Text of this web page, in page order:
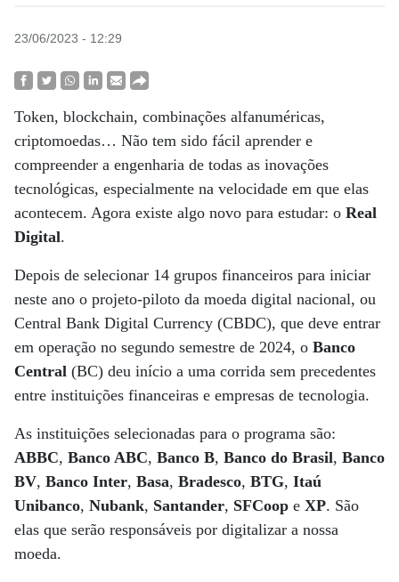
23/06/2023 - 12:29
Token, blockchain, combinações alfanuméricas,
criptomoedas… Não tem sido fácil aprender e
compreender a engenharia de todas as inovações
tecnológicas, especialmente na velocidade em que elas
acontecem. Agora existe algo novo para estudar: o Real
Digital.
Depois de selecionar 14 grupos financeiros para iniciar
neste ano o projeto-piloto da moeda digital nacional, ou
Central Bank Digital Currency (CBDC), que deve entrar
em operação no segundo semestre de 2024, o Banco
Central (BC) deu início a uma corrida sem precedentes
entre instituições financeiras e empresas de tecnologia.
As instituições selecionadas para o programa são:
ABBC, Banco ABC, Banco B, Banco do Brasil, Banco
BV, Banco Inter, Basa, Bradesco, BTG, Itaú
Unibanco, Nubank, Santander, SFCoop e XP. São
elas que serão responsáveis por digitalizar a nossa
moeda.